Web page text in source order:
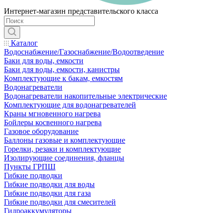
Интернет-магазин представительского класса
Каталог
Водоснабжение/Газоснабжение/Водоотведение
Баки для воды, емкости
Баки для воды, емкости, канистры
Комплектующие к бакам, емкостям
Водонагреватели
Водонагреватели накопительные электрические
Комплектующие для водонагревателей
Краны мгновенного нагрева
Бойлеры косвенного нагрева
Газовое оборудование
Баллоны газовые и комплектующие
Горелки, резаки и комплектующие
Изолирующие соединения, фланцы
Пункты ГРПШ
Гибкие подводки
Гибкие подводки для воды
Гибкие подводки для газа
Гибкие подводки для смесителей
Гидроаккумуляторы